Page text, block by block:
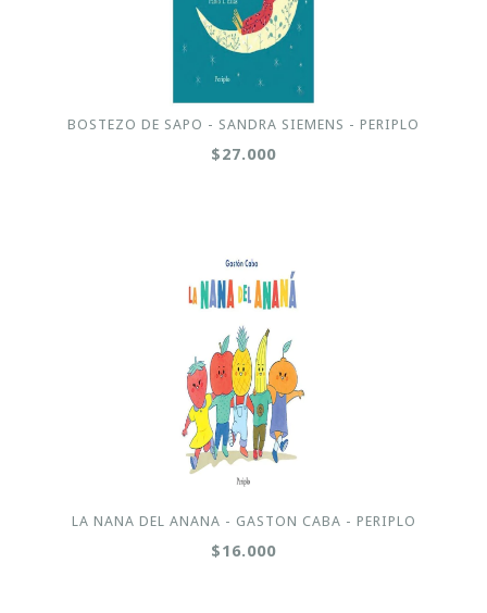
BOSTEZO DE SAPO - SANDRA SIEMENS - PERIPLO
$27.000
LA NANA DEL ANANA - GASTON CABA - PERIPLO
$16.000